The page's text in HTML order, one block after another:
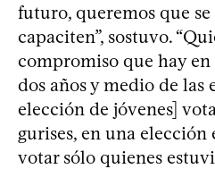
futuro, queremos que se
capaciten”, sostuvo.
compromiso que hay
dos años y medio de las
elección de jóvenes]
gurises, en una
votar sólo quienes